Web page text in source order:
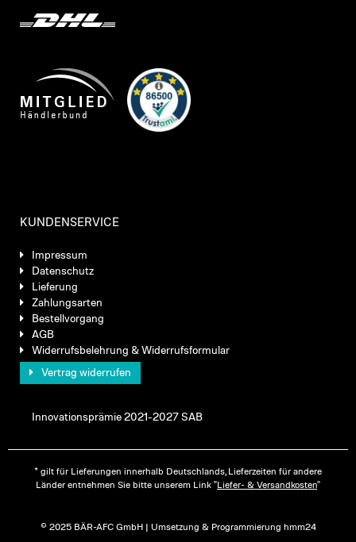
KUNDENSERVICE
Impressum
Datenschutz
Lieferung
Zahlungsarten
Bestellvorgang
AGB
Widerrufsbelehrung & Widerrufsformular
Vertrag widerrufen
Innovationsprämie 2021-2027 SAB
* gilt für Lieferungen innerhalb Deutschlands, Lieferzeiten für andere
Länder entnehmen Sie bitte unserem Link "Liefer- & Versandkosten"
© 2025 BÄR-AFC GmbH | Umsetzung & Programmierung hmm24